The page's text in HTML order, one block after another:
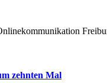
zehnten Mal